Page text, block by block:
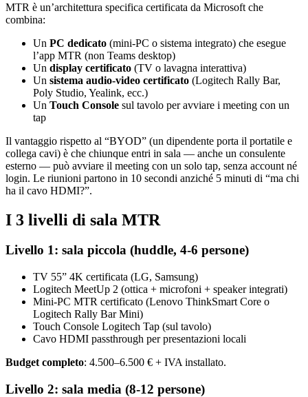
MTR è un’architettura specifica certificata da Microsoft che
combina:
Un PC dedicato (mini-PC o sistema integrato) che esegue
l’app MTR (non Teams desktop)
Un display certificato (TV o lavagna interattiva)
Un sistema audio-video certificato (Logitech Rally Bar,
Poly Studio, Yealink, ecc.)
Un Touch Console sul tavolo per avviare i meeting con un
tap
Il vantaggio rispetto al “BYOD” (un dipendente porta il portatile e
collega cavi) è che chiunque entri in sala — anche un consulente
esterno — può avviare il meeting con un solo tap, senza account né
login. Le riunioni partono in 10 secondi anziché 5 minuti di “ma chi
ha il cavo HDMI?”.
I 3 livelli di sala MTR
Livello 1: sala piccola (huddle, 4-6 persone)
TV 55” 4K certificata (LG, Samsung)
Logitech MeetUp 2 (ottica + microfoni + speaker integrati)
Mini-PC MTR certificato (Lenovo ThinkSmart Core o
Logitech Rally Bar Mini)
Touch Console Logitech Tap (sul tavolo)
Cavo HDMI passthrough per presentazioni locali
Budget completo: 4.500–6.500 € + IVA installato.
Livello 2: sala media (8-12 persone)